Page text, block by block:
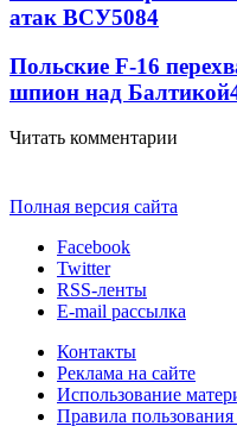
атак ВСУ5084
Польские F-16
шпион над Балтикой
Читать комментарии
Полная версия сайта
Facebook
Twitter
RSS-ленты
E-mail рассылка
Контакты
Реклама на сайте
Использование
Правила